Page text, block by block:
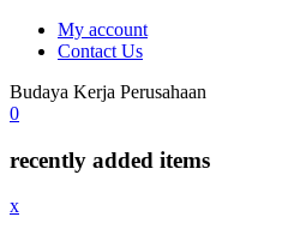
My account
Contact Us
Budaya Kerja Perusahaan
0
recently added items
x